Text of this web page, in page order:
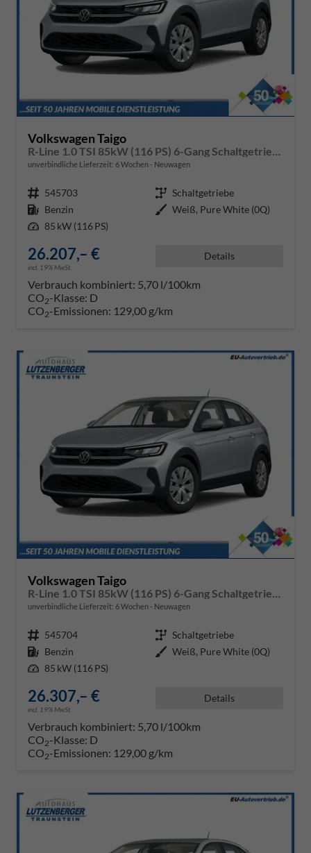
Volkswagen Taigo
unverbindliche Lieferzeit: 6 Wochen Neuwagen
Fahrzeugnr. 545703 Getriebe Schaltgetriebe
Kraftstoff Benzin Außenfarbe Weiß, Pure White (0Q)
Leistung 85 kW (116 PS)
26.207,– €
incl. 19% MwSt.
Details
Verbrauch kombiniert: 5,70 l/100km
CO2-Klasse: D
CO2-Emissionen: 129,00 g/km
Volkswagen Taigo
unverbindliche Lieferzeit: 6 Wochen Neuwagen
Fahrzeugnr. 545704 Getriebe Schaltgetriebe
Kraftstoff Benzin Außenfarbe Weiß, Pure White (0Q)
Leistung 85 kW (116 PS)
26.307,– €
incl. 19% MwSt.
Details
Verbrauch kombiniert: 5,70 l/100km
CO2-Klasse: D
CO2-Emissionen: 129,00 g/km